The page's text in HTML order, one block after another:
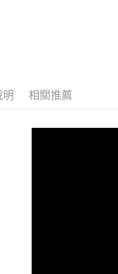
明 相關推薦